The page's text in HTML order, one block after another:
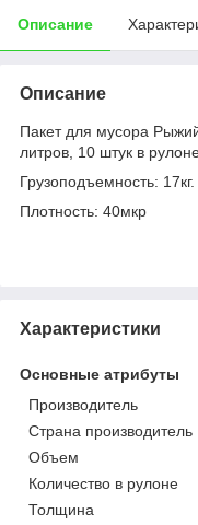
Описание
Описание
Пакет для мусора
литров, 10 штук в
Грузоподъемность: 17кг.
Плотность: 40мкр
Характеристики
Основные атрибуты
Производитель
Страна производитель
Объем
Количество в рулоне
Толщина